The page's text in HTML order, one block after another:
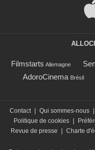
Filmstarts Allemagne
AdoroCinema Brésil
Contact Qui sommes-nous
Politique de cookies
Revue de presse
Charte